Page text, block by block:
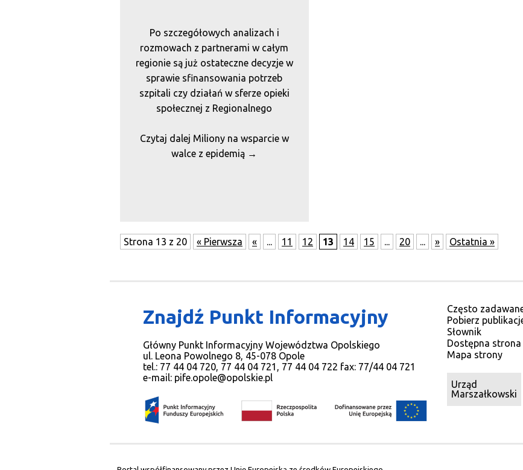
Po szczegółowych analizach i
rozmowach z partnerami w całym
regionie są już ostateczne decyzje w
sprawie sfinansowania potrzeb
szpitali czy działań w sferze opieki
społecznej z Regionalnego
jest 45 milionów złotych
dofinansowania unijnego na
Czytaj dalej Miliony na wsparcie w
walce z epidemią →
Strona 13 z 20 « Pierwsza « ... 11 12 13 14 15 ... 20 ... » Ostatnia »
Znajdź Punkt Informacyjny
Główny Punkt Informacyjny Województwa Opolskiego
ul. Leona Powolnego 8, 45-078 Opole
tel.: 77 44 04 720, 77 44 04 721, 77 44 04 722 fax: 77/44 04 721
e-mail: pife.opole@opolskie.pl
Często
Pobierz
Słownik
Dostępna strona
Mapa strony
Urząd
Marszałkowski